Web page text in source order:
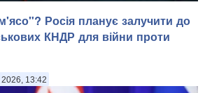
Росія планує залучити до
КНДР для війни проти
2026, 13:42